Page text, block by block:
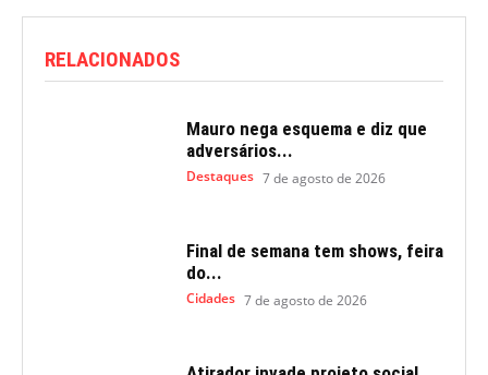
RELACIONADOS
Mauro nega esquema e diz que
adversários...
Destaques 7 de agosto de 2026
Final de semana tem shows, feira
do...
Cidades 7 de agosto de 2026